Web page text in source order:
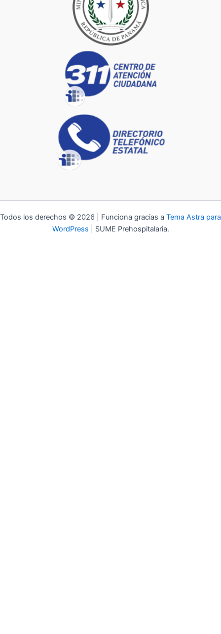
Todos los derechos © 2026 | Funciona gracias a Tema Astra para
WordPress | SUME Prehospitalaria.